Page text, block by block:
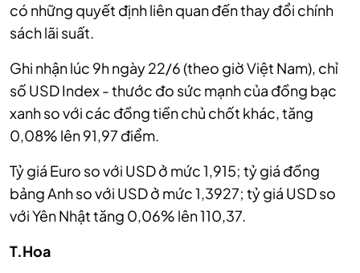
có những quyết định liên quan đến thay đổi chính
sách lãi suất.
Ghi nhận lúc 9h ngày 22/6 (theo giờ Việt Nam), chỉ
số USD Index - thước đo sức mạnh của đồng bạc
xanh so với các đồng tiền chủ chốt khác, tăng
0,08% lên 91,97 điểm.
Tỷ giá Euro so với USD ở mức 1,915; tỷ giá đồng
bảng Anh so với USD ở mức 1,3927; tỷ giá USD so
với Yên Nhật tăng 0,06% lên 110,37.
T.Hoa